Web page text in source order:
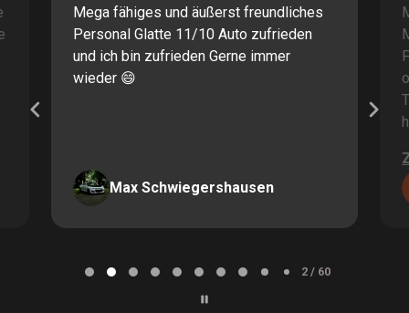
Mega fähiges und äußerst freundliches
Personal Glatte 11/10 Auto zufrieden
und ich bin zufrieden Gerne immer
wieder 😄
Max Schwiegershausen
2 / 60